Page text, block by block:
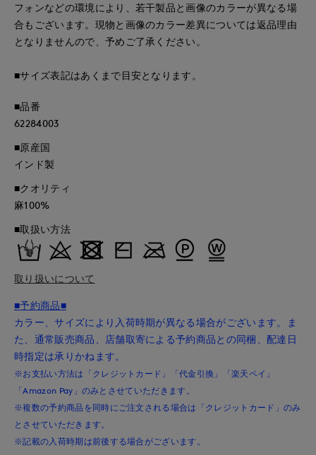
フォンなどの環境により、若干製品と画像のカラーが異なる場
合もございます。現物と画像のカラー差異については返品理由
となりませんので、予めご了承ください。
■サイズ表記はあくまで目安となります。
■品番
62284003
■原産国
インド製
■クオリティ
麻100%
■取扱い方法
取り扱いについて
■予約商品■
カラー、サイズにより入荷時期が異なる場合がございます。ま
た、通常販売商品、店舗取寄による予約商品との同梱、配達日
時指定は承りかねます。
※お支払い方法は「クレジットカード」「代金引換」「楽天ペイ」
「Amazon Pay」のみとさせていただきます。
※複数の予約商品を同時にご注文される場合は「クレジットカード」のみ
とさせていただきます。
※記載の入荷時期は前後する場合がございます。